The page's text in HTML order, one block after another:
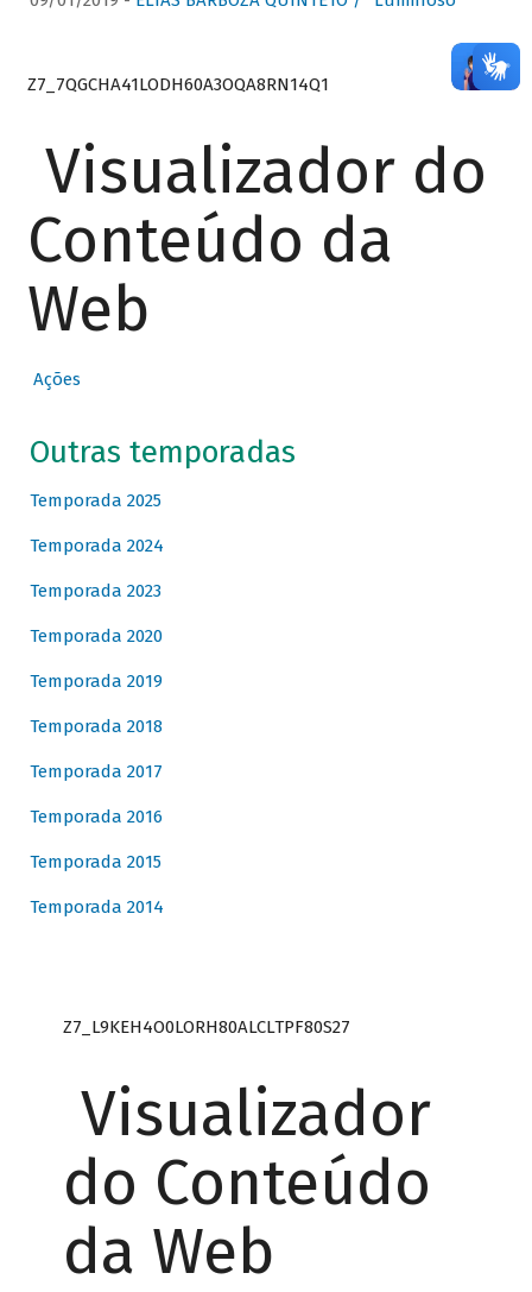
Z7_7QGCHA41LODH60A3OQA8RN14Q1
Visualizador do
Conteúdo da
Web
Ações
Outras temporadas
Temporada 2025
Temporada 2024
Temporada 2023
Temporada 2020
Temporada 2019
Temporada 2018
Temporada 2017
Temporada 2016
Temporada 2015
Temporada 2014
Z7_L9KEH4O0LORH80ALCLTPF80S27
Visualizador
do Conteúdo
da Web